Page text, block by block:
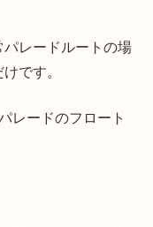
レードルートの場
です。
レードのフロート